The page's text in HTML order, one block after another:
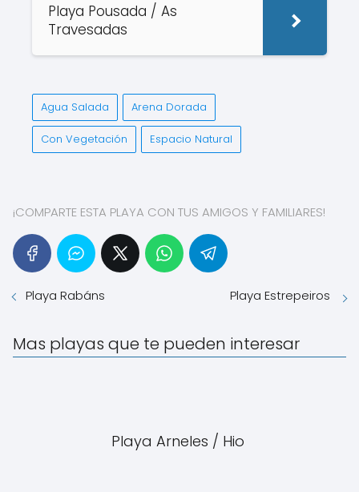
Playa Pousada / As
Travesadas
Agua Salada Arena Dorada
Con Vegetación Espacio Natural
¡COMPARTE ESTA PLAYA CON TUS AMIGOS Y FAMILIARES!
Playa Rabáns Playa Estrepeiros
Mas playas que te pueden interesar
Playa Arneles / Hio